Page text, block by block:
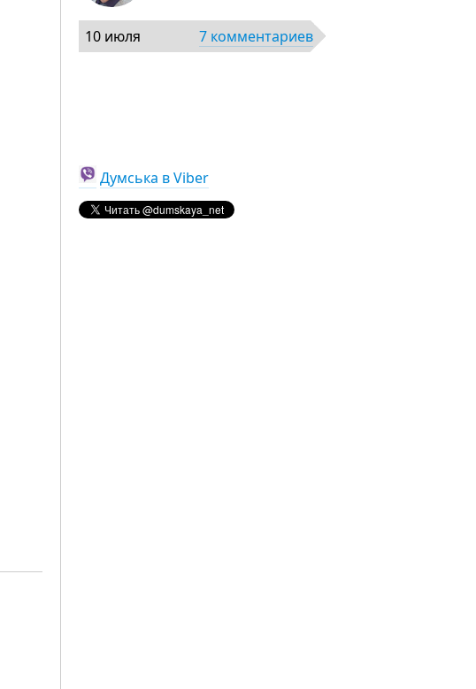
10 июля 7 комментариев
Думська в Viber